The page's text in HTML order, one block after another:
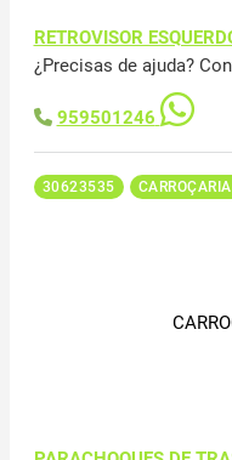
RETROVISOR
¿Precisas de ajuda?
959501246
30623535